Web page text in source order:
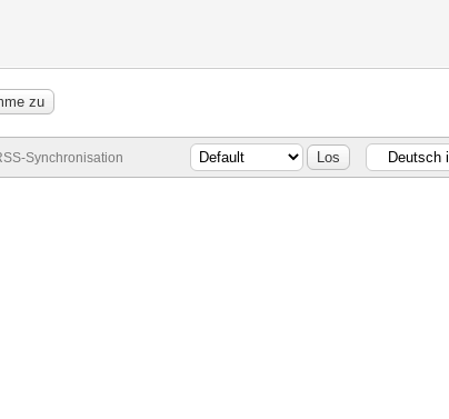
Synchronisation